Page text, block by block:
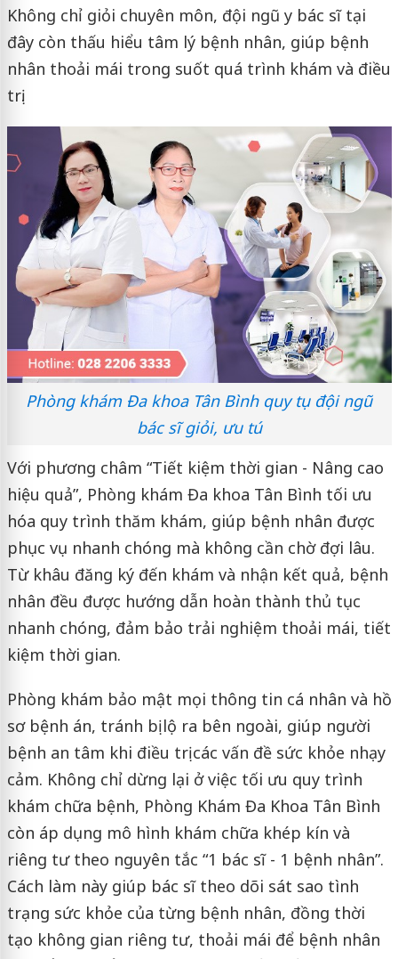
Không chỉ giỏi chuyên môn, đội ngũ y bác sĩ tại
đây còn thấu hiểu tâm lý bệnh nhân, giúp bệnh
nhân thoải mái trong suốt quá trình khám và điều
trị.
Phòng khám Đa khoa Tân Bình quy tụ đội ngũ
bác sĩ giỏi, ưu tú
Với phương châm “Tiết kiệm thời gian - Nâng cao
hiệu quả”, Phòng khám Đa khoa Tân Bình tối ưu
hóa quy trình thăm khám, giúp bệnh nhân được
phục vụ nhanh chóng mà không cần chờ đợi lâu.
Từ khâu đăng ký đến khám và nhận kết quả, bệnh
nhân đều được hướng dẫn hoàn thành thủ tục
nhanh chóng, đảm bảo trải nghiệm thoải mái, tiết
kiệm thời gian.
Phòng khám bảo mật mọi thông tin cá nhân và hồ
sơ bệnh án, tránh bị lộ ra bên ngoài, giúp người
bệnh an tâm khi điều trị các vấn đề sức khỏe nhạy
cảm. Không chỉ dừng lại ở việc tối ưu quy trình
khám chữa bệnh, Phòng Khám Đa Khoa Tân Bình
còn áp dụng mô hình khám chữa khép kín và
riêng tư theo nguyên tắc “1 bác sĩ - 1 bệnh nhân”.
Cách làm này giúp bác sĩ theo dõi sát sao tình
trạng sức khỏe của từng bệnh nhân, đồng thời
tạo không gian riêng tư, thoải mái để bệnh nhân